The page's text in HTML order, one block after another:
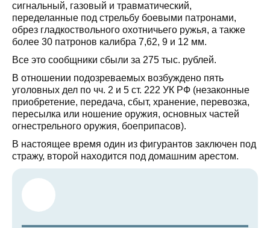
сигнальный, газовый и травматический,
переделанные под стрельбу боевыми патронами,
обрез гладкоствольного охотничьего ружья, а также
более 30 патронов калибра 7,62, 9 и 12 мм.
Все это сообщники сбыли за 275 тыс. рублей.
В отношении подозреваемых возбуждено пять
уголовных дел по чч. 2 и 5 ст. 222 УК РФ (незаконные
приобретение, передача, сбыт, хранение, перевозка,
пересылка или ношение оружия, основных частей
огнестрельного оружия, боеприпасов).
В настоящее время один из фигурантов заключен под
стражу, второй находится под домашним арестом.